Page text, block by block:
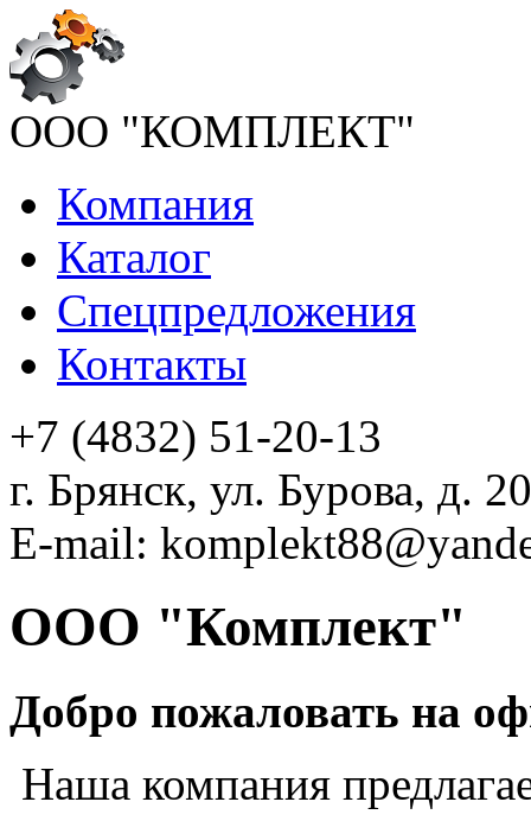
ООО "КОМПЛЕКТ"
Компания
Каталог
Спецпредложения
Контакты
+7 (4832) 51-20-13
г. Брянск, ул. Бурова, д.
E-mail:
ООО "Комплект"
Добро пожаловать на
Наша компания